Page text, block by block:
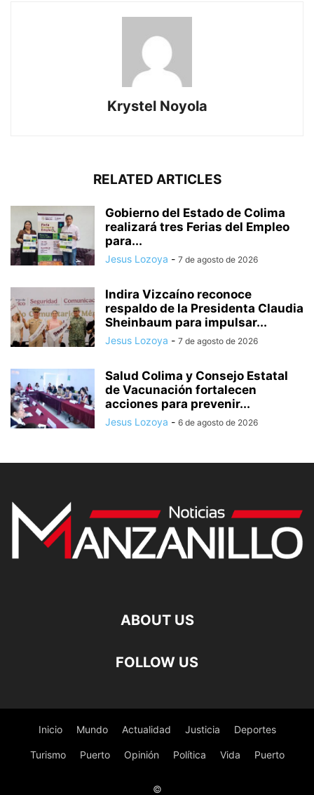
Krystel Noyola
RELATED ARTICLES
Gobierno del Estado de Colima
realizará tres Ferias del Empleo
para...
Jesus Lozoya - 7 de agosto de 2026
Indira Vizcaíno reconoce
respaldo de la Presidenta Claudia
Sheinbaum para impulsar...
Jesus Lozoya - 7 de agosto de 2026
Salud Colima y Consejo Estatal
de Vacunación fortalecen
acciones para prevenir...
Jesus Lozoya - 6 de agosto de 2026
ABOUT US
FOLLOW US
Inicio Mundo Actualidad Justicia Deportes
Turismo Puerto Opinión Política Vida Puerto
©